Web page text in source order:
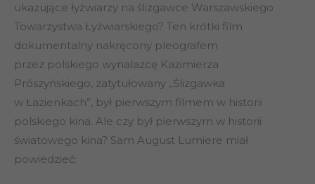
ukazujące łyżwiarzy na ślizgawce Warszawskiego
Towarzystwa Łyżwiarskiego? Ten krótki film
dokumentalny nakręcony pleografem
przez polskiego wynalazcę Kazimierza
Prószyńskiego, zatytułowany „Ślizgawka
w Łazienkach”, był pierwszym filmem w historii
polskiego kina. Ale czy był pierwszym w historii
światowego kina? Sam August Lumiere miał
powiedzieć: